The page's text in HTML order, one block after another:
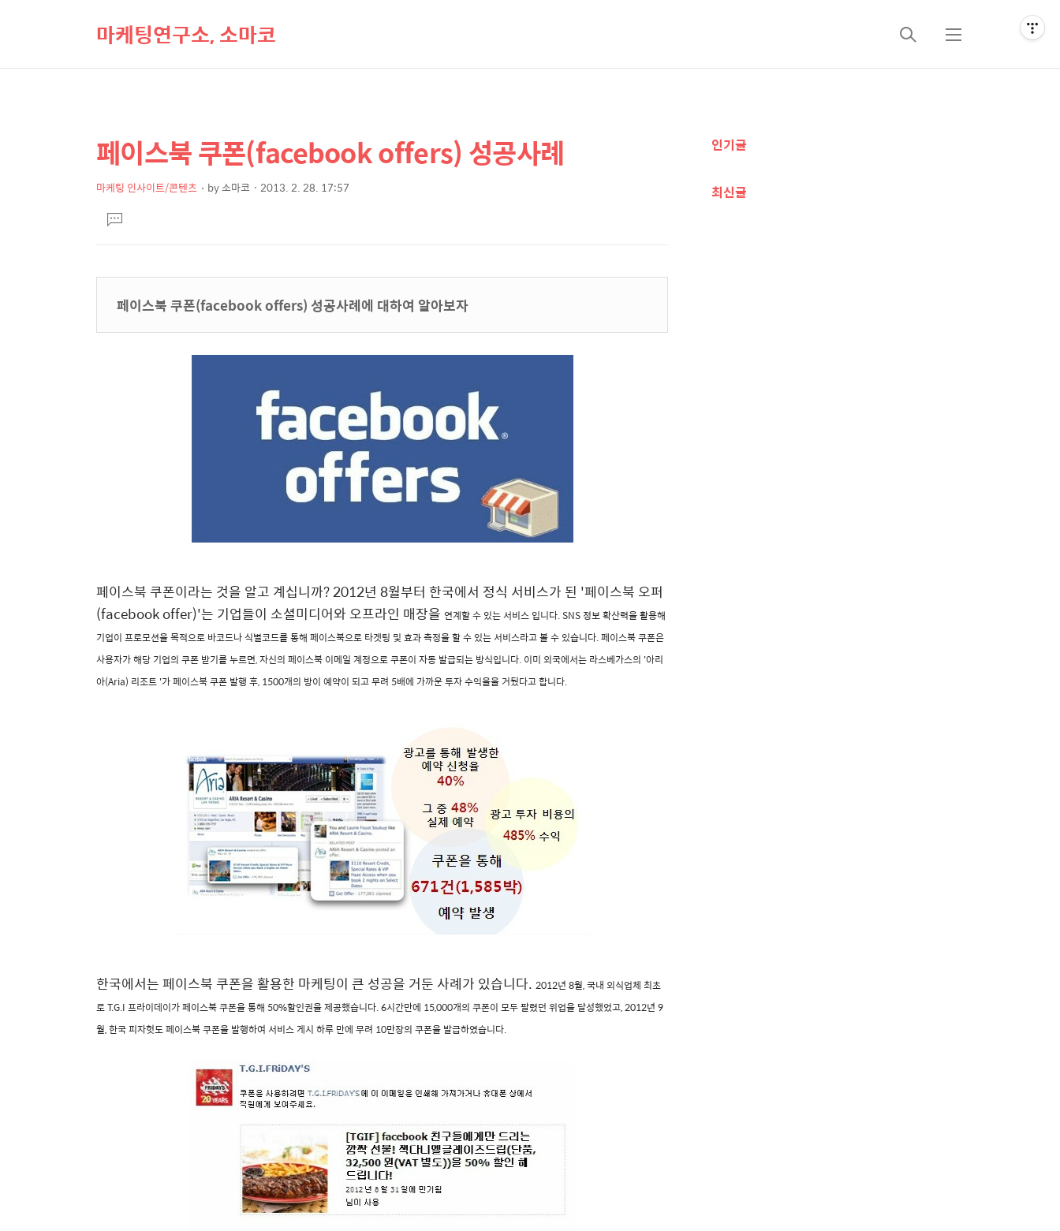
마케팅연구소, 소마코
검
메
상
컨
텐
본
문
제
페이스북 쿠폰(facebook offers) 성공사례
마케팅 인사이트/콘텐츠 by소마코 2013. 2. 28. 17:57
문댓
글
페이스북 쿠폰(facebook offers) 성공사례에 대하여 알아보자
페이스북 쿠폰이라는 것을 알고 계십니까? 2012년 8월부터 한국에서 정식 서비스가 된 '페이스북 오퍼
(facebook offer)'는 기업들이 소셜미디어와 오프라인 매장을 연계할 수 있는 서비스 입니다.SNS 정보 확산력을 활용해
기업이 프로모션을 목적으로 바코드나 식별코드를 통해 페이스북으로 타겟팅 및 효과 측정을할 수 있는 서비스라고 볼 수 있습니다.페이스북 쿠폰은
사용자가 해당 기업의 쿠폰 받기를 누르면, 자신의 페이스북 이메일 계정으로 쿠폰이 자동 발급되는 방식입니다. 이미 외국에서는 라스베가스의 '아리
아(Aria) 리조트 '가 페이스북 쿠폰 발행 후, 1500개의 방이 예약이 되고 무려 5배에 가까운 투자 수익율을 거뒀다고 합니다.
한국에서는 페이스북 쿠폰을 활용한 마케팅이 큰 성공을 거둔 사례가 있습니다. 2012년 8월, 국내 외식업체 최초
로 T.G.I 프라이데이가 페이스북 쿠폰을 통해 50%할인권을 제공했습니다.6시간만에 15,000개의 쿠폰이 모두 팔렸던 위업을 달성했었고, 2012년 9
월, 한국 피자헛도 페이스북 쿠폰을 발행하여 서비스 게시 하루 만에 무려 10만장의 쿠폰을 발급하였습니다.
추
정
인기글
최신글